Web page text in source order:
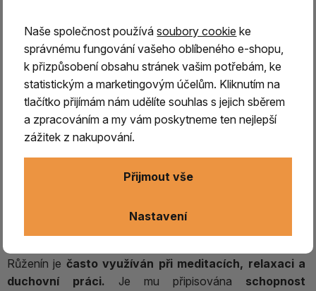
srdeční čakrou, kterou má harmonizovat apodporovat
v nás schopnost přijímat i rozdávat lásku, porozumění
a důvěru.
Podle tradice růženín podporuje sebelásku, přátelství a
harmonické vztahy.
Pomáhá
rozvíjet citlivost,
vnímavost a schopnost vyjadřovat emoce
spojován také s fantazií, inspirací a kreativitou, proto bývá
podpořit svou tvořivost.Jeho jemná energie
či pocity viny a přináší do života více
harmonie a vnitřní rovnováhy.
Růženín je často využíván při meditacích, relaxaci a
duchovní práci. Je mu připisována schopnost
Naše společnost používásoubory cookie ke
správnému fungování vašeho oblíbeného e-shopu,
k přizpůsobení obsahu stránek vašim potřebám, ke
statistickým a marketingovým účelům. Kliknutím na
tlačítko přijímám nám udělíte souhlas s jejich sběrem
a zpracováním a my vám poskytneme ten nejlepší
zážitek z nakupování.
Nastavení
Přijmout vše